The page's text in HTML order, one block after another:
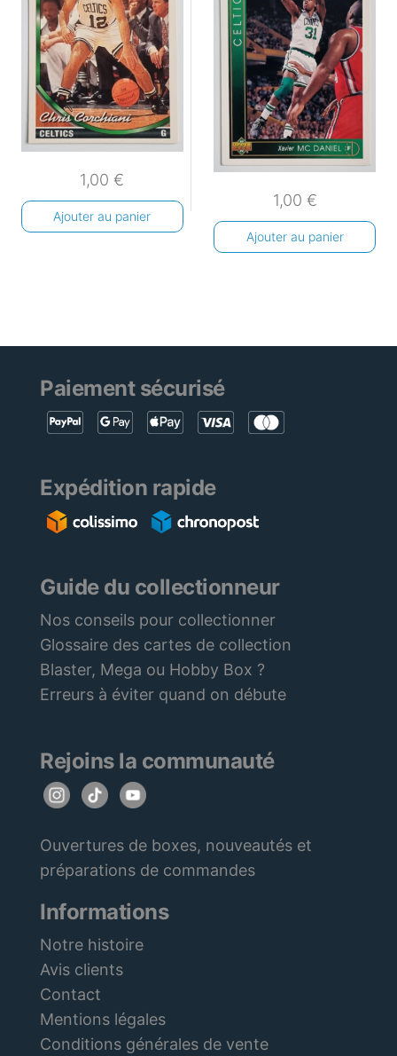
1,00€
Ajouter au panier
1,00 €
Ajouter au panier
Paiement sécurisé
Expédition rapide
Guide du collectionneur
Nos conseils pour collectionner
Glossaire des cartes de collection
Blaster, Mega ou Hobby Box ?
Erreurs à éviter quand on débute
Rejoins la communauté
Ouvertures de boxes, nouveautés et
préparations de commandes
Informations
Notre histoire
Avis clients
Contact
Mentions légales
Conditions générales de vente